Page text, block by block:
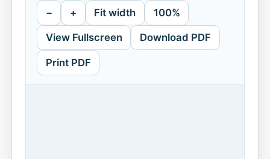
− + Fit width 100%
View Fullscreen Download PDF
Print PDF